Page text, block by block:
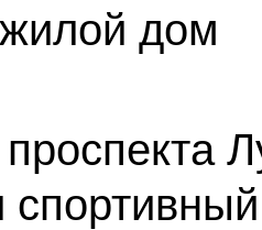
дом